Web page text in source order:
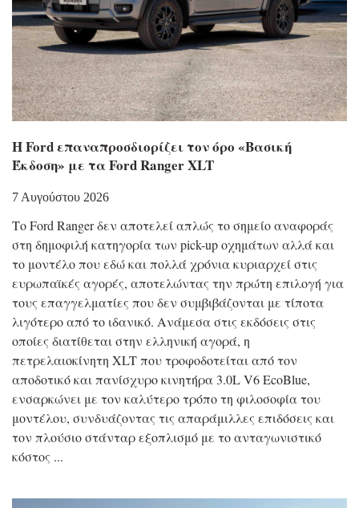
Η Ford επαναπροσδιορίζει τον όρο «Βασική
Έκδοση» με τα Ford Ranger XLT
7 Αυγούστου 2026
Το Ford Ranger δεν αποτελεί απλώς το σημείο αναφοράς
στη δημοφιλή κατηγορία των pick-up οχημάτων αλλά και
το μοντέλο που εδώ και πολλά χρόνια κυριαρχεί στις
ευρωπαϊκές αγορές, αποτελώντας την πρώτη επιλογή για
τους επαγγελματίες που δεν συμβιβάζονται με τίποτα
λιγότερο από το ιδανικό. Ανάμεσα στις εκδόσεις στις
οποίες διατίθεται στην ελληνική αγορά, η
πετρελαιοκίνητη XLT που τροφοδοτείται από τον
αποδοτικό και πανίσχυρο κινητήρα 3.0L V6 EcoBlue,
ενσαρκώνει με τον καλύτερο τρόπο τη φιλοσοφία του
μοντέλου, συνδυάζοντας τις απαράμιλλες επιδόσεις και
τον πλούσιο στάνταρ εξοπλισμό με το ανταγωνιστικό
κόστος